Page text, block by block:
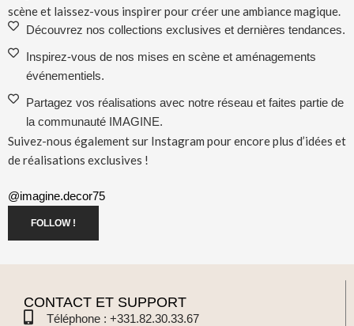
scène et laissez-vous inspirer pour créer une ambiance magique.
Découvrez nos collections exclusives et dernières tendances.
Inspirez-vous de nos mises en scène et aménagements
événementiels.
Partagez vos réalisations avec notre réseau et faites partie de
la communauté IMAGINE.
Suivez-nous également sur Instagram pour encore plus d’idées et
de réalisations exclusives !
@imagine.decor75
FOLLOW !
CONTACT ET SUPPORT
Téléphone : +331.82.30.33.67